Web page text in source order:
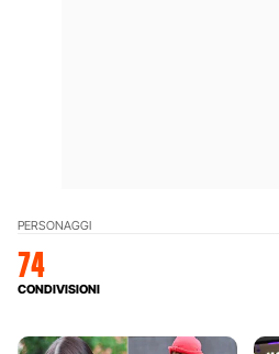
PERSONAGGI
74
CONDIVISIONI